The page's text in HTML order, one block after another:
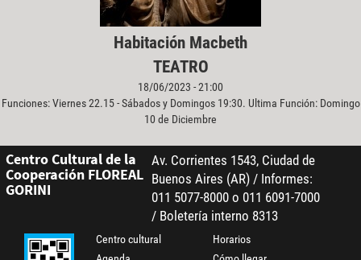
Habitación Macbeth
TEATRO
18/06/2023 - 21:00
Funciones: Viernes 22.15 - Sábados y Domingos 19:30. Ultima Función: Domingo
10 de Diciembre
Centro Cultural de la
Cooperación FLOREAL
GORINI
Av. Corrientes 1543, Ciudad de
Buenos Aires (AR) / Informes:
011 5077-8000 o 011 6091-7000
/ Boletería interno 8313
Centro cultural
Horarios